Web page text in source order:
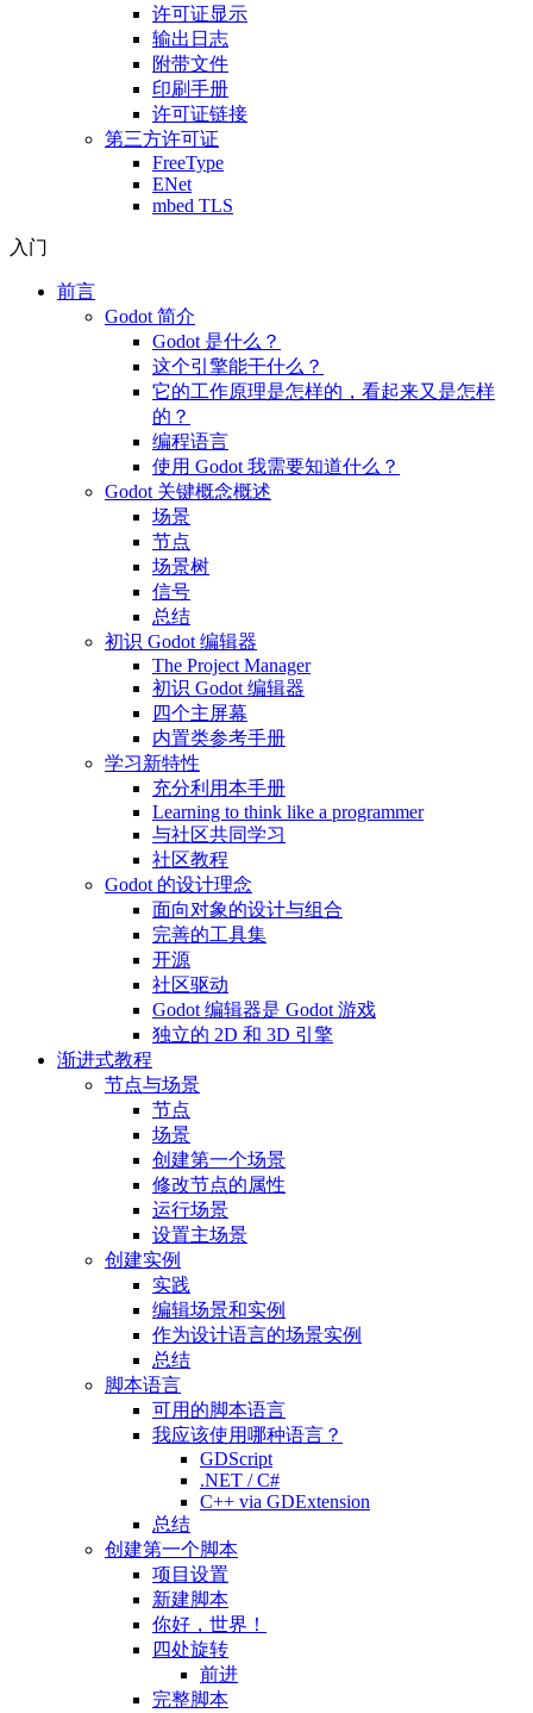
许可证显示
输出日志
附带文件
印刷手册
许可证链接
第三方许可证
FreeType
ENet
mbed TLS
入门
前言
Godot 简介
Godot 是什么？
这个引擎能干什么？
它的工作原理是怎样的，看起来又是怎样
的？
编程语言
使用 Godot 我需要知道什么？
Godot 关键概念概述
场景
节点
场景树
信号
总结
初识 Godot 编辑器
The Project Manager
初识 Godot 编辑器
四个主屏幕
内置类参考手册
学习新特性
充分利用本手册
Learning to think like a programmer
与社区共同学习
社区教程
Godot 的设计理念
面向对象的设计与组合
完善的工具集
开源
社区驱动
Godot 编辑器是 Godot 游戏
独立的 2D 和 3D 引擎
渐进式教程
节点与场景
节点
场景
创建第一个场景
修改节点的属性
运行场景
设置主场景
创建实例
实践
编辑场景和实例
作为设计语言的场景实例
总结
脚本语言
可用的脚本语言
我应该使用哪种语言？
GDScript
.NET / C#
C++ via GDExtension
总结
创建第一个脚本
项目设置
新建脚本
你好，世界！
四处旋转
前进
完整脚本